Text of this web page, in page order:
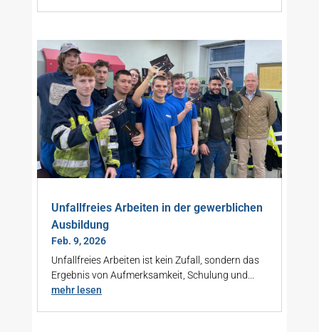
Unfallfreies Arbeiten in der gewerblichen
Ausbildung
Feb. 9, 2026
Unfallfreies Arbeiten ist kein Zufall, sondern das
Ergebnis von Aufmerksamkeit, Schulung und...
mehr lesen